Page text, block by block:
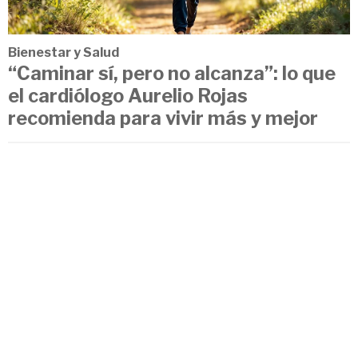
Bienestar y Salud
“Caminar sí, pero no alcanza”: lo que
el cardiólogo Aurelio Rojas
recomienda para vivir más y mejor